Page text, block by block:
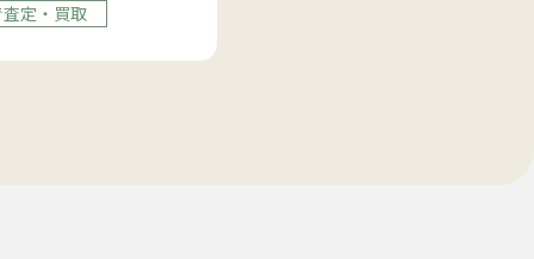
定・買取